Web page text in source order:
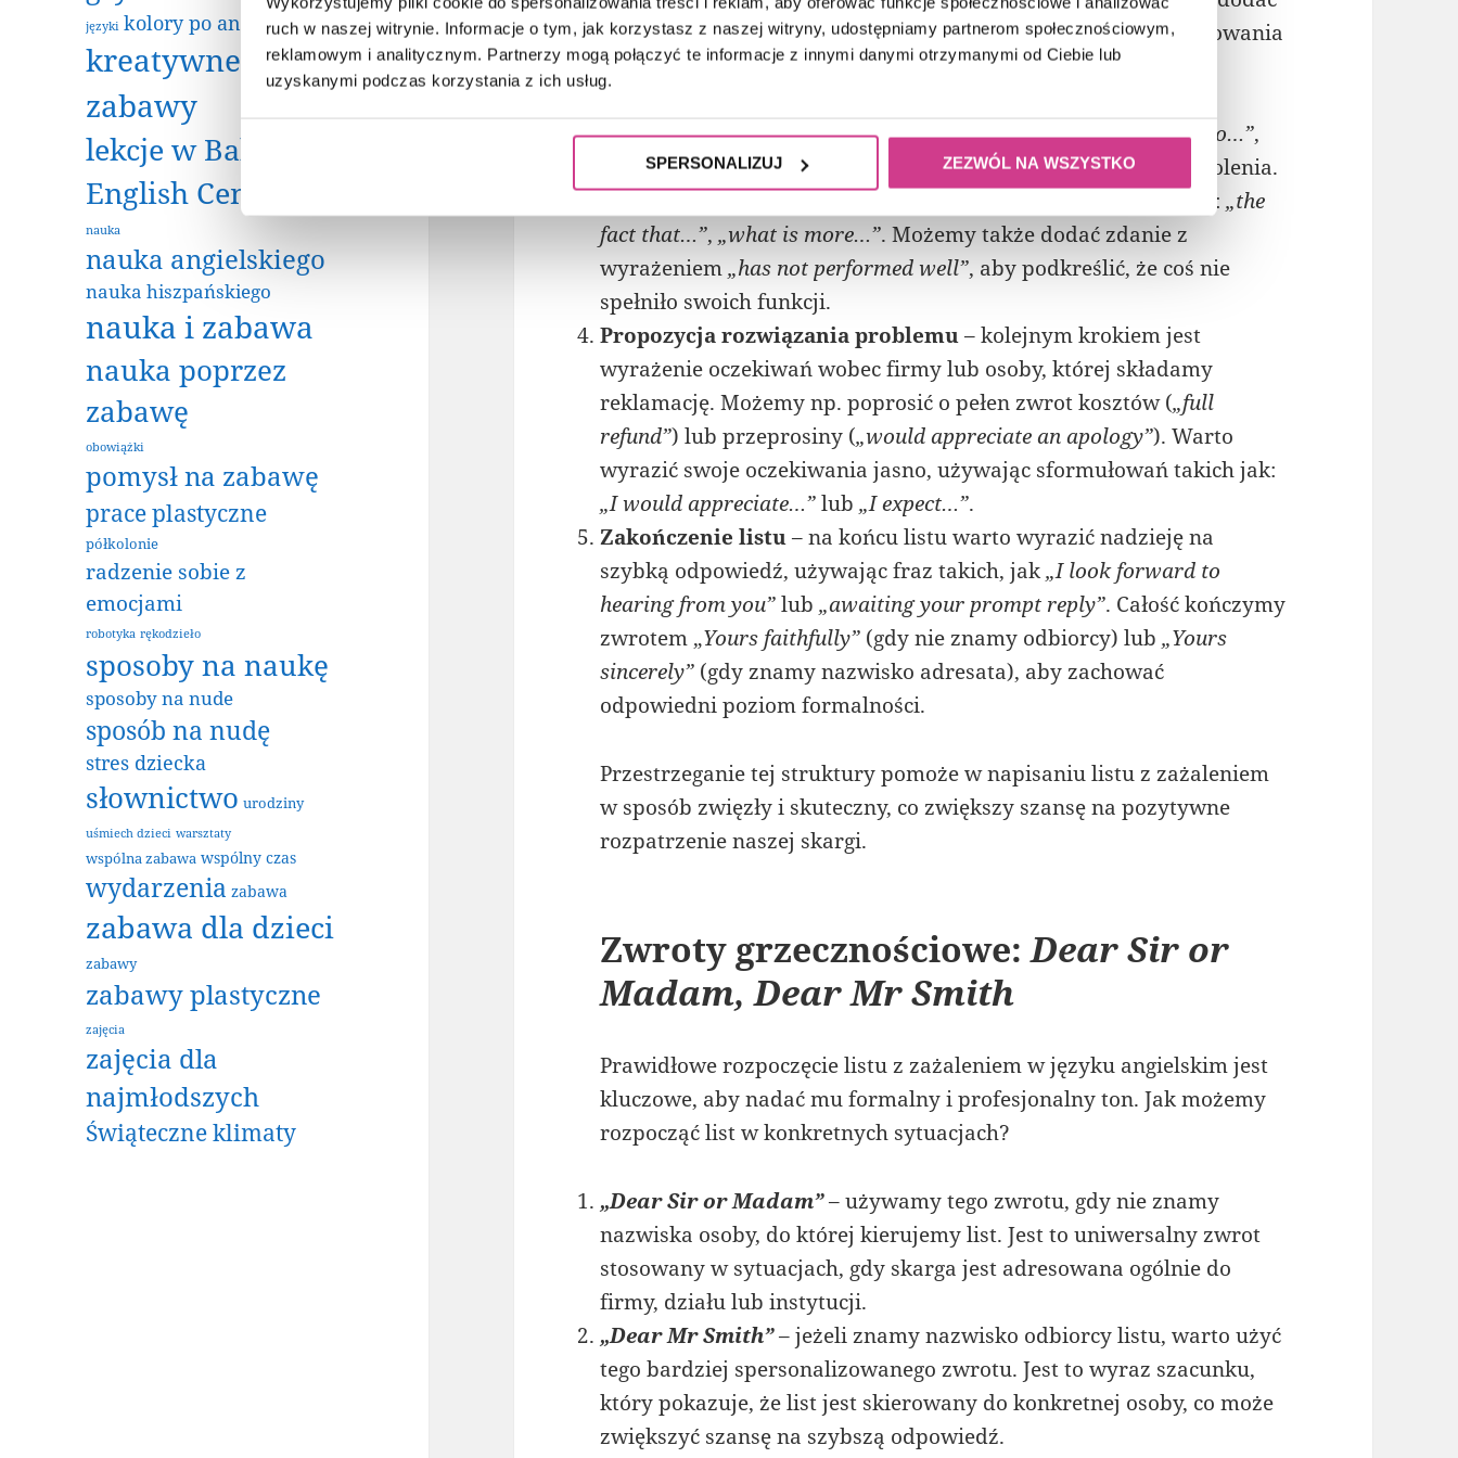
ruch w naszej witrynie. Informacje o tym, jak korzystasz z naszej witryny, udostępniamy partnerom społecznościowym,
reklamowym i analitycznym. Partnerzy mogą połączyć te informacje z innymi danymi otrzymanymi od Ciebie lub
uzyskanymi podczas korzystania z ich usług.
SPERSONALIZUJ ZEZWÓL NA WSZYSTKO
języki kolory po angielsku
kreatywne
zabawy
lekcje w Baby
English Center
nauka
nauka angielskiego
nauka hiszpańskiego
nauka i zabawa
nauka poprzez
zabawę
obowiążki
pomysł na zabawę
prace plastyczne
półkolonie
radzenie sobie z
emocjami
robotyka rękodzieło
sposoby na naukę
sposoby na nude
sposób na nudę
stres dziecka
słownictwo urodziny
uśmiech dzieci warsztaty
wspólna zabawa wspólny czas
wydarzenia zabawa
zabawa dla dzieci
zabawy
zabawy plastyczne
zajęcia
zajęcia dla
najmłodszych
Świąteczne klimaty
frazy takie jak„I am writing in reference to…”w celu doprecyzowania
sytuacji lub produktu, którego dotyczy skarga.
Opis problemu
problemu, np. „First of all, I would like to draw your attention to…”,
opisując szczegóły, które przyczyniły się do naszego niezadowolenia.
Ważne, aby unikać emocjonalnego tonu i skupić się na faktach:„the
fact that…”,„what is more…”. Możemy także dodać zdanie z
wyrażeniem„has not performed well”, aby podkreślić, że coś nie
spełniło swoich funkcji.
Propozycja rozwiązania problemu– kolejnym krokiem jest
wyrażenie oczekiwań wobec firmy lub osoby, której składamy
reklamację. Możemy np. poprosić o pełen zwrot kosztów („full
refund”) lub przeprosiny („would appreciate an apology”). Warto
wyrazić swoje oczekiwania jasno, używając sformułowań takich jak:
„I would appreciate…”lub„I expect…”.
Zakończenie listu– na końcu listu warto wyrazić nadzieję na
szybką odpowiedź, używając fraz takich, jak„I look forward to
hearing from you”lub„awaiting your prompt reply”. Całość kończymy
zwrotem „Yours faithfully” (gdy nie znamy odbiorcy) lub„Yours
sincerely” (gdy znamy nazwisko adresata), aby zachować
odpowiedni poziom formalności.
Przestrzeganie tej struktury pomoże w napisaniu listu z zażaleniem
w sposób zwięzły i skuteczny, co zwiększy szansę na pozytywne
rozpatrzenie naszej skargi.
Zwroty grzecznościowe:Dear Sir or
Madam, Dear Mr Smith
Prawidłowe rozpoczęcie listu z zażaleniem w języku angielskim jest
kluczowe, aby nadać mu formalny i profesjonalny ton. Jak możemy
rozpocząć list w konkretnych sytuacjach?
„Dear Sir or Madam”– używamy tego zwrotu, gdy nie znamy
nazwiska osoby, do której kierujemy list. Jest to uniwersalny zwrot
stosowany w sytuacjach, gdy skarga jest adresowana ogólnie do
firmy, działu lub instytucji.
„Dear Mr Smith”– jeżeli znamy nazwisko odbiorcy listu, warto użyć
tego bardziej spersonalizowanego zwrotu. Jest to wyraz szacunku,
który pokazuje, że list jest skierowany do konkretnej osoby, co może
zwiększyć szansę na szybszą odpowiedź.